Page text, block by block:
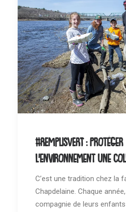
#REMPLISVERT : protéger
l’environnement une
C’est une tradition chez la
Chapdelaine. Chaque
compagnie de leurs